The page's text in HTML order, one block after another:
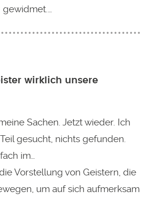
wirklich unsere
Sachen. Jetzt wieder. Ich
gesucht, nichts gefunden.
im…
Vorstellung von Geistern, die
um auf sich aufmerksam